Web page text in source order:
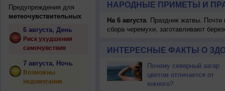
Предупреждения для
метеочувствительных
6 августа, День
Риск ухудшения
самочувствия
7 августа, Ночь
Возможны
недомогания
НАРОДНЫЕ ПРИМЕТЫ И
На 6 августа: Праздник жатвы. Почти
сбора черемухи, заготавливают
ИНТЕРЕСНЫЕ ФАКТЫ О
Почему северный загар
цветом отличается от
южного?